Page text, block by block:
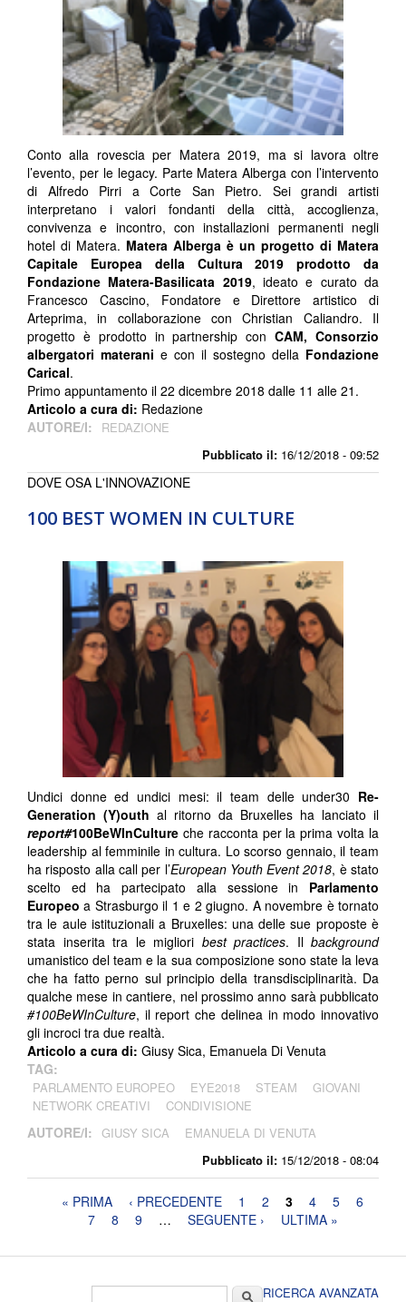
Pubblicato il: 16/12/2018 - 09:52
Conto alla rovescia per Matera 2019, ma si lavora oltre
l’evento, per le legacy. Parte Matera Alberga con l’intervento
di Alfredo Pirri a Corte San Pietro. Sei grandi artisti
interpretano i valori fondanti della città, accoglienza,
convivenza e incontro, con installazioni permanenti negli
hotel di Matera. Matera Alberga è un progetto di Matera
Capitale Europea della Cultura 2019 prodotto da
Fondazione Matera-Basilicata 2019, ideato e curato da
Francesco Cascino, Fondatore e Direttore artistico di
Arteprima, in collaborazione con Christian Caliandro. Il
progetto è prodotto in partnership conCAM, Consorzio
albergatori materani e con il sostegno della Fondazione
Carical.
Primo appuntamento il 22 dicembre 2018 dalle 11 alle 21.
Articolo a cura di: Redazione
AUTORE/I:
REDAZIONE
100 BEST WOMEN IN CULTURE
Pubblicato il: 15/12/2018 - 08:04
DOVE OSA L'INNOVAZIONE
Undici donne ed undici mesi: il team delle under30 Re-
Generation (Y)outh al ritorno da Bruxelles ha lanciato il
report#100BeWInCulture che racconta per la prima volta la
leadership al femminile in cultura. Lo scorso gennaio, il team
ha risposto alla call per l’European Youth Event 2018, è stato
scelto ed ha partecipato alla sessione in Parlamento
Europeo a Strasburgo il 1 e 2 giugno. A novembre è tornato
tra le aule istituzionali a Bruxelles: una delle sue proposte è
stata inserita tra le migliori best practices. Il background
umanistico del team e la sua composizione sono state la leva
che ha fatto perno sul principio della transdisciplinarità. Da
qualche mese in cantiere, nel prossimo anno sarà pubblicato
#100BeWInCulture, il report che delinea in modo innovativo
gli incroci tra due realtà.
Articolo a cura di: Giusy Sica, Emanuela Di Venuta
TAG:
PARLAMENTO EUROPEO EYE2018 STEAM
GIOVANI
NETWORK CREATIVI
CONDIVISIONE
AUTORE/I: GIUSY SICA EMANUELA DI VENUTA
Pagine« PRIMA ‹ PRECEDENTE 1 2 3 4 5
6
7
8 9 … SEGUENTE › ULTIMA »
CercaRICERCA AVANZATA